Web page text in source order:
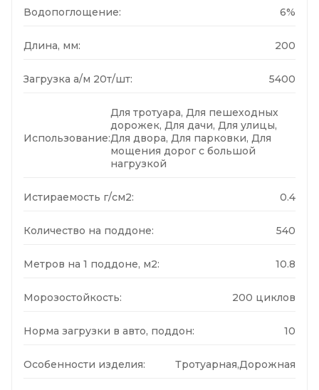
Водопоглощение: 6%
Длина, мм: 200
Загрузка а/м 20т/шт: 5400
Использование:
Для тротуара, Для пешеходных
дорожек, Для дачи, Для улицы,
Для двора, Для парковки, Для
мощения дорог с большой
нагрузкой
Истираемость г/см2: 0.4
Количество на поддоне: 540
Метров на 1 поддоне, м2: 10.8
Морозостойкость: 200 циклов
Норма загрузки в авто, поддон: 10
Особенности изделия: Тротуарная,Дорожная